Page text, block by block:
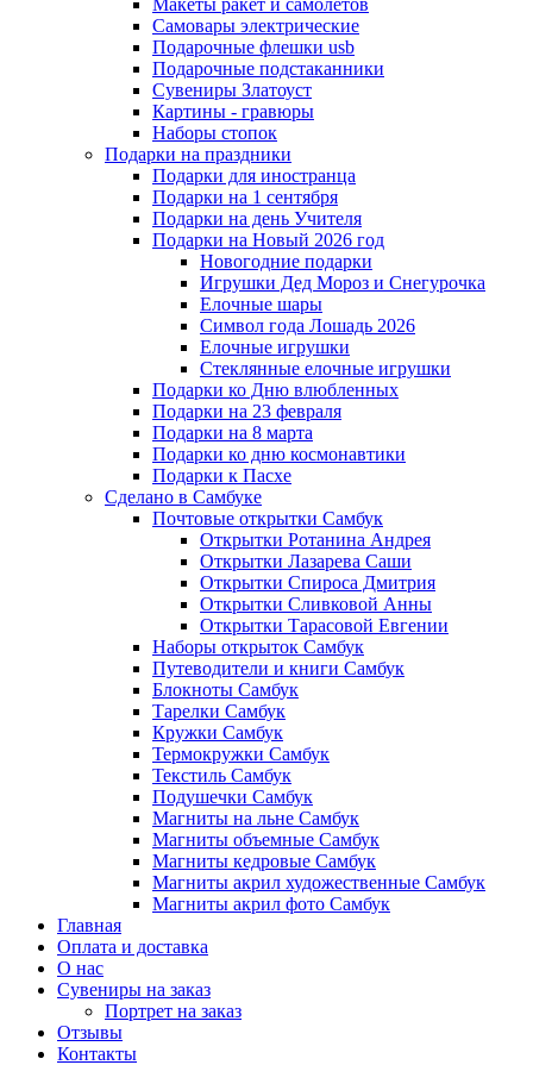
Макеты ракет и самолетов
Самовары электрические
Подарочные флешки usb
Подарочные подстаканники
Сувениры Златоуст
Картины - гравюры
Наборы стопок
Подарки на праздники
Подарки для иностранца
Подарки на 1 сентября
Подарки на день Учителя
Подарки на Новый 2026 год
Новогодние подарки
Игрушки Дед Мороз и Снегурочка
Елочные шары
Символ года Лошадь 2026
Елочные игрушки
Стеклянные елочные игрушки
Подарки ко Дню влюбленных
Подарки на 23 февраля
Подарки на 8 марта
Подарки ко дню космонавтики
Подарки к Пасхе
Сделано в Самбуке
Почтовые открытки Самбук
Открытки Ротанина Андрея
Открытки Лазарева Саши
Открытки Спироса Дмитрия
Открытки Сливковой Анны
Открытки Тарасовой Евгении
Наборы открыток Самбук
Путеводители и книги Самбук
Блокноты Самбук
Тарелки Самбук
Кружки Самбук
Термокружки Самбук
Текстиль Самбук
Подушечки Самбук
Магниты на льне Самбук
Магниты объемные Самбук
Магниты кедровые Самбук
Магниты акрил художественные Самбук
Магниты акрил фото Самбук
Главная
Оплата и доставка
О нас
Сувениры на заказ
Портрет на заказ
Отзывы
Контакты